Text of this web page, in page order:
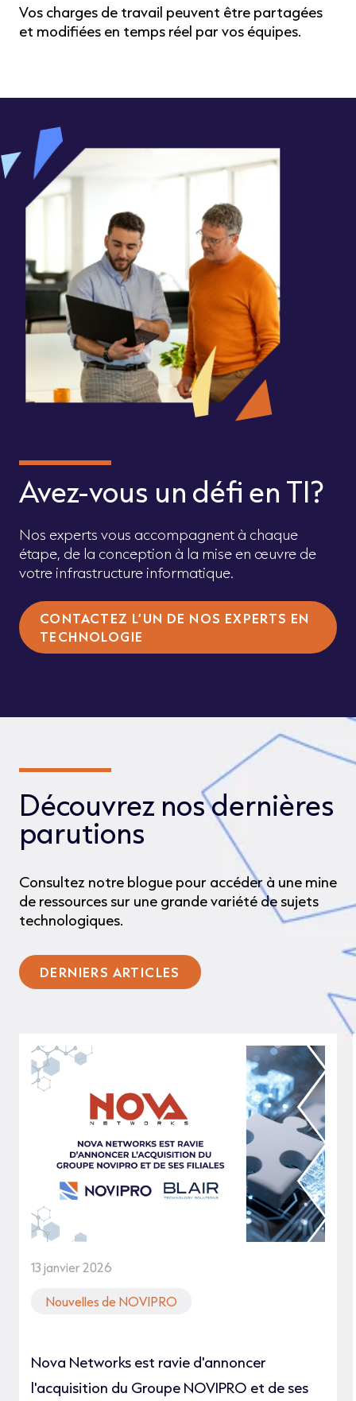
Vos charges de travail peuvent être partagées
et modifiées en temps réel par vos équipes.
Avez-vous un défi en TI?
Nos experts vous accompagnent à chaque
étape, de la conception à la mise en œuvre de
votre infrastructure informatique.
CONTACTEZ L’UN DE NOS EXPERTS EN
TECHNOLOGIE
Découvrez nos dernières
parutions
Consultez notre blogue pour accéder à une mine
de ressources sur une grande variété de sujets
technologiques.
DERNIERS ARTICLES
13 janvier 2026
Nouvelles de NOVIPRO
Nova Networks est ravie d'annoncer
l'acquisition du Groupe NOVIPRO et de ses